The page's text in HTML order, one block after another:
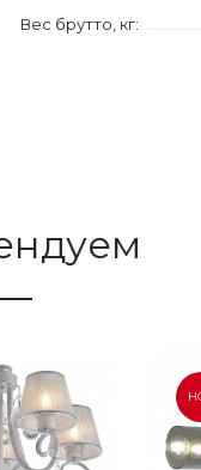
Вес брутто, кг: